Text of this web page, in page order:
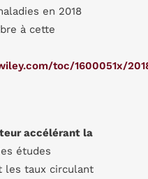
en 2018
à cette
toc/1600051x/
accélérant la
études
les taux circulant